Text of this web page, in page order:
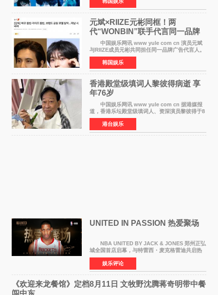
签约。目前正在新生厂牌下进行活动准备。尚未
离开THE BOYZ原所
韩国娱乐
元斌×RIIZE元彬同框！两
代“WONBIN”联手代言同一品牌
颜值天花板合体
中国娱乐网讯 www yule com cn 演员元斌
与RIIZE成员元彬共同担任同一品牌广告代言人。
6日据独家报道，继演员元斌之后，RIIZE元彬最
近也被选为某在线中介平台A公司的共同广告代言
人，两人将作
韩国娱乐
香港殿堂级填词人黎彼得病逝 享
年76岁​
中国娱乐网讯 www yule com cn 据港媒报
道，香港乐坛殿堂级填词人、资深演员黎彼得于8
月5日上午因病离世，终年76岁。好友钟志光透
露，黎彼得今年3月中风后便卧床休养，身体机能
持续衰退，最
港台娱乐
UNITED IN PASSION 热爱聚场
NBA UNITED BY JACK & JONES 郑州正弘
城全国首店启幕，与特雷西・麦克格雷迪共启热
爱 2026 年7 月21 日，
NBAUNITEDBYJACK&JONES 全国首店，于郑
州正弘城正式启幕。NBA 传奇球星
娱乐评论
《欢迎来龙餐馆》定档8月11日 文牧野沈腾蒋奇明带中餐